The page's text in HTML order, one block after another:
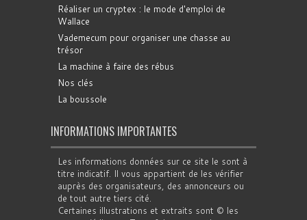
Réaliser un cryptex : le mode d'emploi de
Wallace
Vademecum pour organiser une chasse au
trésor
La machine à faire des rébus
Nos clés
La boussole
INFORMATIONS IMPORTANTES
Les informations données sur ce site le sont à
titre indicatif. Il vous appartient de les vérifier
auprès des organisateurs, des annonceurs ou
de tout autre tiers cité.
Certaines illustrations et extraits sont © les